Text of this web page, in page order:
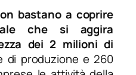
bastano a coprire
che si aggira
dei 2 milioni di
di produzione e 260